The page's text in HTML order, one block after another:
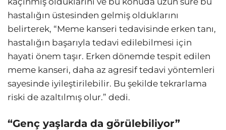
hastalığın üstesinden gelmiş olduklarını
belirterek, “Meme kanseri tedavisinde erken tanı,
hastalığın başarıyla tedavi edilebilmesi için
hayati önem taşır. Erken dönemde tespit edilen
meme kanseri, daha az agresif tedavi yöntemleri
sayesinde iyileştirilebilir. Bu şekilde tekrarlama
riski de azaltılmış olur.” dedi.
“Genç yaşlarda da görülebiliyor”